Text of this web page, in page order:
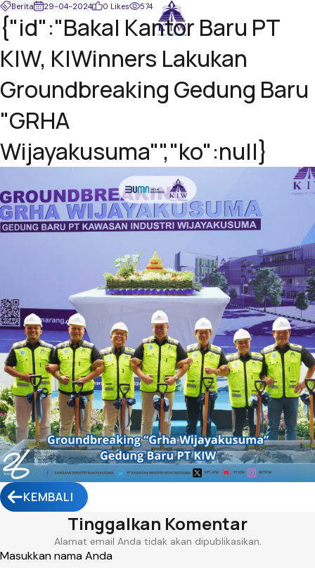
Berita 29-04-2024 0 Likes 574
{"id":"Bakal Kantor Baru PT
KIW, KIWinners Lakukan
Groundbreaking Gedung Baru
"GRHA
Wijayakusuma"","ko":null}
KEMBALI
Tinggalkan Komentar
Alamat email Anda tidak akan dipublikasikan.